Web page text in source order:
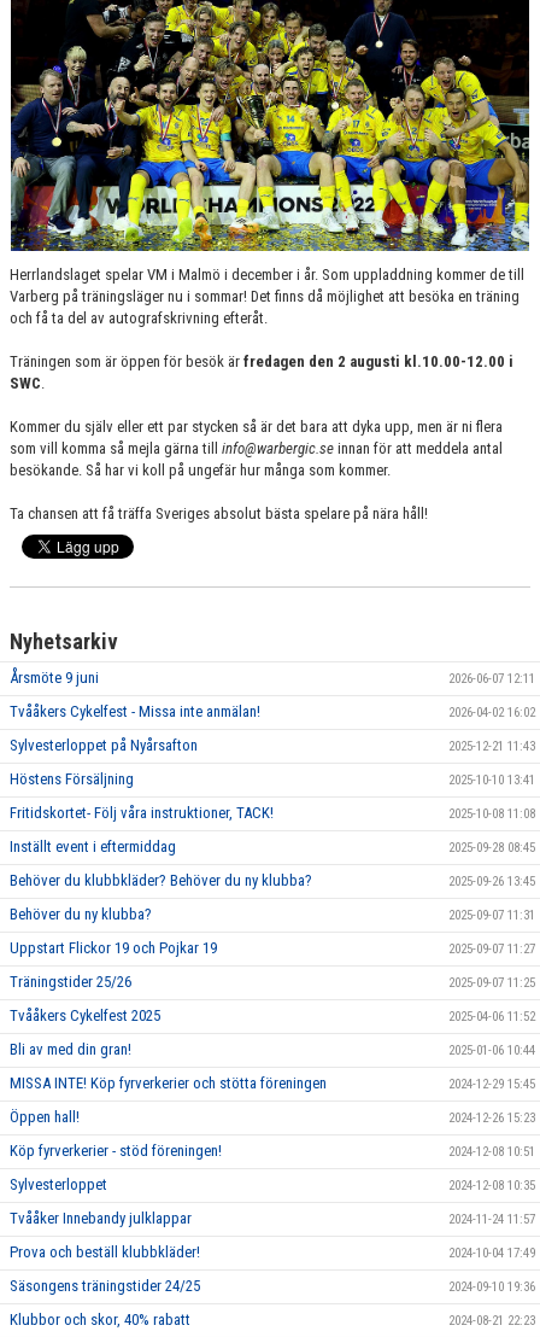
Herrlandslaget spelar VM i Malmö i december i år. Som uppladdning kommer de till
Varberg på träningsläger nu i sommar! Det finns då möjlighet att besöka en träning
och få ta del av autografskrivning efteråt.
Träningen som är öppen för besök är fredagen den 2 augusti kl.10.00-12.00 i
SWC
Kommer du själv eller ett par stycken så är det bara att dyka upp, men är ni flera
som vill komma så mejla gärna till info@warbergic.se innan för att meddela antal
besökande. Så har vi koll på ungefär hur många som kommer.
Ta chansen att få träffa Sveriges absolut bästa spelare på nära håll!
Nyhetsarkiv
Årsmöte 9 juni 2026-06-07 12:11
Tvååkers Cykelfest - Missa inte anmälan! 2026-04-02 16:02
Sylvesterloppet på Nyårsafton 2025-12-21 11:43
Höstens Försäljning 2025-10-10 13:41
Fritidskortet- Följ våra instruktioner, TACK! 2025-10-08 11:08
Inställt event i eftermiddag 2025-09-28 08:45
Behöver du klubbkläder? Behöver du ny klubba? 2025-09-26 13:45
Behöver du ny klubba? 2025-09-07 11:31
Uppstart Flickor 19 och Pojkar 19 2025-09-07 11:27
Träningstider 25/26 2025-09-07 11:25
Tvååkers Cykelfest 2025 2025-04-06 11:52
Bli av med din gran! 2025-01-06 10:44
MISSA INTE! Köp fyrverkerier och stötta föreningen 2024-12-29 15:45
Öppen hall! 2024-12-26 15:23
Köp fyrverkerier - stöd föreningen! 2024-12-08 10:51
Sylvesterloppet 2024-12-08 10:35
Tvååker Innebandy julklappar 2024-11-24 11:57
Prova och beställ klubbkläder! 2024-10-04 17:49
Säsongens träningstider 24/25 2024-09-10 19:36
Klubbor och skor, 40% rabatt 2024-08-21 22:23